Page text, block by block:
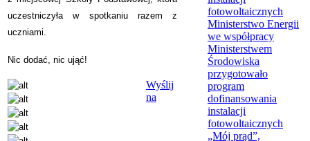
uczestniczyła w spotkaniu razem z
uczniami.
Nic dodać, nic ująć!
Wyślij
na
fotowoltaicznych
Ministerstwo Energii
we współpracy
Ministerstwem
Środowiska
przygotowało
program
dofinansowania
instalacji
fotowoltaicznych
„Mój prąd”,